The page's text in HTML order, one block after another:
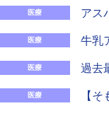
医療 アス
医療 牛乳
医療 過去
医療 【